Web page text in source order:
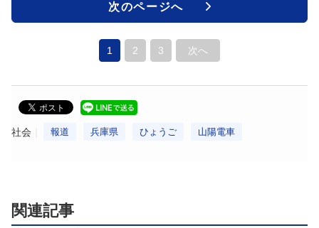
次のページへ
1 2 3 次へ
社会 報道 兵庫県 ひょうご 山陽電車
関連記事